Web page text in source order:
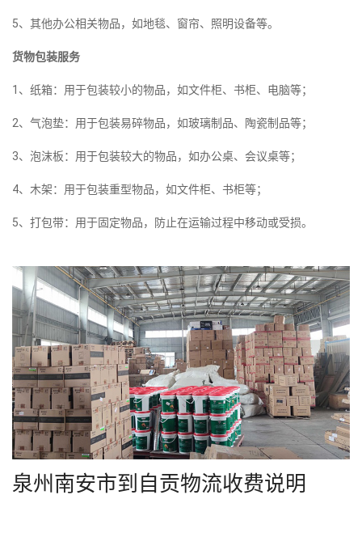
5、其他办公相关物品，如地毯、窗帘、照明设备等。
货物包装服务
1、纸箱：用于包装较小的物品，如文件柜、书柜、电脑等；
2、气泡垫：用于包装易碎物品，如玻璃制品、陶瓷制品等；
3、泡沫板：用于包装较大的物品，如办公桌、会议桌等；
4、木架：用于包装重型物品，如文件柜、书柜等；
5、打包带：用于固定物品，防止在运输过程中移动或受损。
泉州南安市到自贡物流收费说明